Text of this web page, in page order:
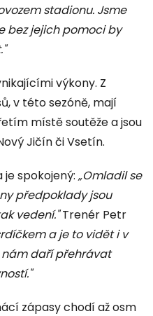
stadionu. Jsme
bez jejich pomoci by
výkony. Z
v této sezóně, mají
místě soutěže a jsou
Jičín či Vsetín.
spokojený: „Omladil se
předpoklady jsou
vedení."Trenér Petr
a je to vidět i v
nám daří přehrávat
zápasy chodí až osm